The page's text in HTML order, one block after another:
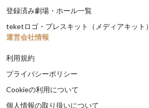
登録済み劇場・ホール一覧
teketロゴ・プレスキット（メディアキット）
運営会社情報
利用規約
プライバシーポリシー
Cookieの利用について
個人情報の取り扱いについて